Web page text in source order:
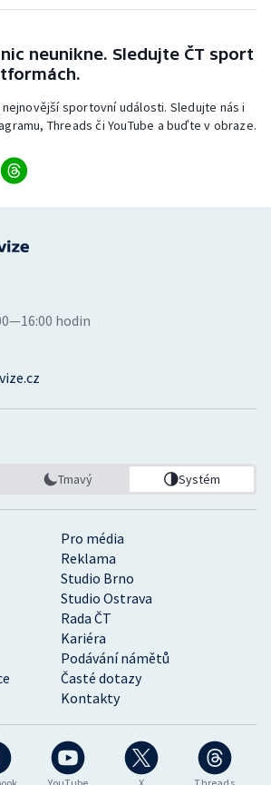
neunikne. Sledujte ČT sport
sportovní události. Sledujte nás i
Threads či YouTube a buďte v obraze.
Pro média
Reklama
Studio Brno
Studio Ostrava
Rada ČT
Kariéra
Podávání námětů
Časté dotazy
Kontakty
hodin
Tmavý Systém